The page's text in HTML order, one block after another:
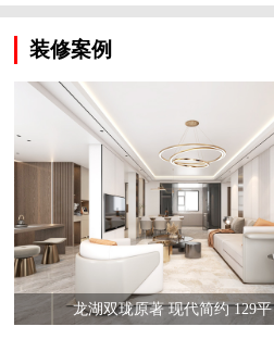
装修案例
龙湖双珑原著 现代简约 129平